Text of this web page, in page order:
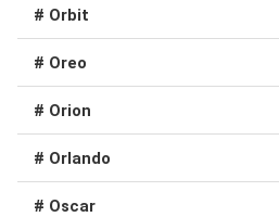
# Orbit
# Oreo
# Orion
# Orlando
# Oscar